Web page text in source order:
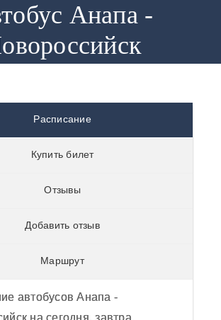
Анапа -
Расписание
Купить билет
Отзывы
Добавить отзыв
Маршрут
автобусов Анапа -
на сегодня, завтра.